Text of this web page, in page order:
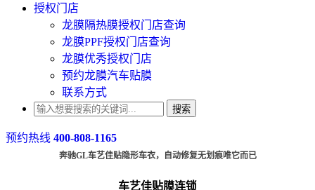
授权门店
龙膜隔热膜授权门店查询
龙膜PPF授权门店查询
龙膜优秀授权门店
预约龙膜汽车贴膜
联系方式
搜索
预约热线 400-808-1165
奔驰GL车艺佳贴隐形车衣，自动修复无划痕唯它而已
车艺佳贴膜连锁